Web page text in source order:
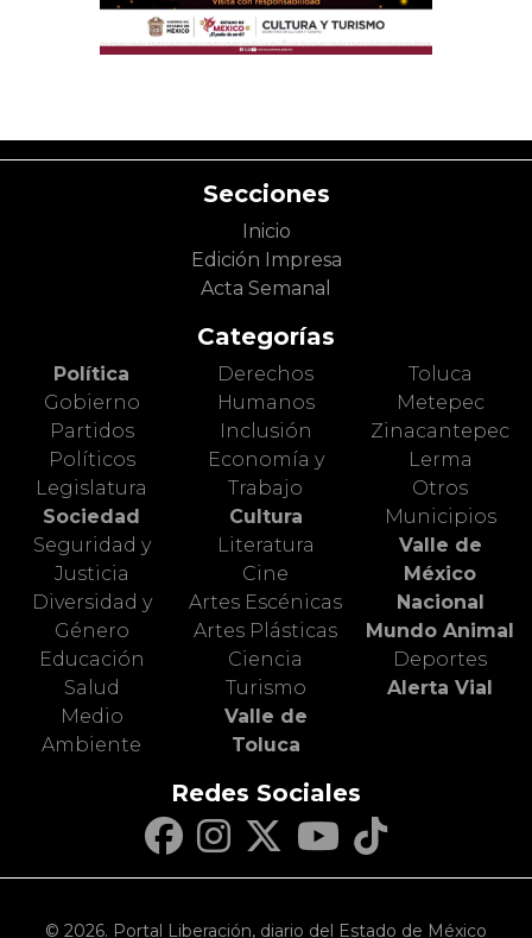
Secciones
Inicio
Edición Impresa
Acta Semanal
Categorías
Política
Gobierno
Partidos
Políticos
Legislatura
Sociedad
Seguridad y
Justicia
Diversidad y
Género
Educación
Salud
Medio
Ambiente
Derechos
Humanos
Inclusión
Economía y
Trabajo
Cultura
Literatura
Cine
Artes Escénicas
Artes Plásticas
Ciencia
Turismo
Valle de
Toluca
Toluca
Metepec
Zinacantepec
Lerma
Otros
Municipios
Valle de
México
Nacional
Mundo Animal
Deportes
Alerta Vial
Redes Sociales
© 2026. Portal Liberación, diario del Estado de México